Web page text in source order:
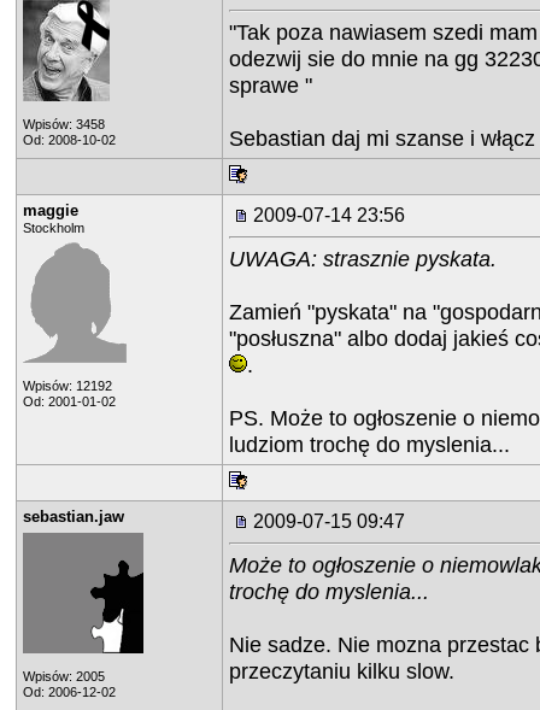
Wpisów: 3458
Od: 2008-10-02
"Tak poza nawiasem szedi
odezwij sie do mnie na gg
sprawe "
Sebastian daj mi szanse i
maggie
Stockholm
Wpisów: 12192
Od: 2001-01-02
2009-07-14 23:56
UWAGA: strasznie pyskata.
Zamień "pyskata" na
"posłuszna" albo dodaj jakieś
.
PS. Może to ogłoszenie o
ludziom trochę do myslenia...
sebastian.jaw
Wpisów: 2005
Od: 2006-12-02
2009-07-15 09:47
Może to ogłoszenie o
trochę do myslenia...
Nie sadze. Nie mozna przestac
przeczytaniu kilku slow.